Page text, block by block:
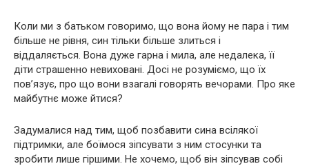
Коли ми з батьком говоримо, що вона йому не пара і тим
більше не рівня, син тільки більше злиться і
віддаляється. Вона дуже гарна і мила, але недалека, її
діти страшенно невиховані. Досі не розуміємо, що їх
пов’язує, про що вони взагалі говорять вечорами. Про яке
майбутнє може йтися?
Задумалися над тим, щоб позбавити сина всілякої
підтримки, але боїмося зіпсувати з ним стосунки та
зробити лише гіршими. Не хочемо, щоб він зіпсував собі